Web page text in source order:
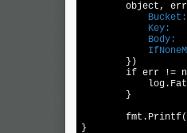
object,
	    Bucket:
	    Key:
	    Body:
	if err !=
	fmt.Printf(